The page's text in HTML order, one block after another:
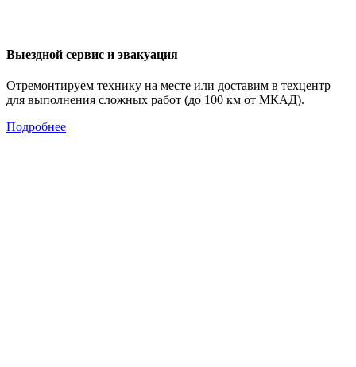
Выездной сервис и эвакуация
Отремонтируем технику на месте или доставим в техцентр
для выполнения сложных работ (до 100 км от МКАД).
Подробнее